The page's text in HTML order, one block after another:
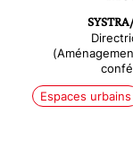
Espaces urbains